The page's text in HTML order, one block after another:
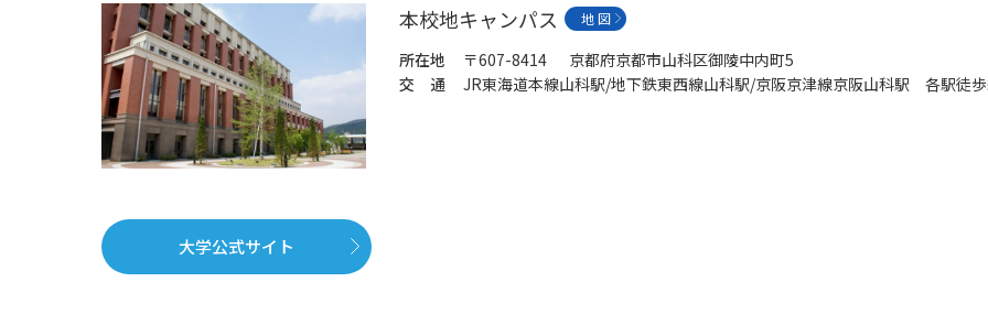
本校地キャンパス 地 図
所在地
〒607-8414 京都府京都市山科区御陵中内町5
交 通
JR東海道本線山科駅/地下鉄東西線山科駅/京阪京津線京阪山科駅 各駅徒
大学公式サイト